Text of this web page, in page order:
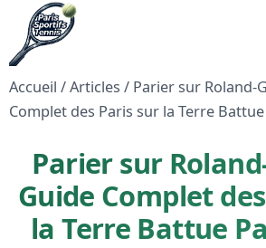
Accueil /Articles / Parier sur Roland-
Complet des Paris sur la Terre
Parier sur
Guide Complet
la Terre Battue